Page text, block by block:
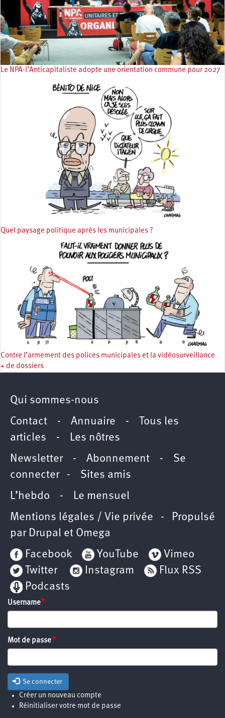
Le NPA-l’Anticapitaliste adopte une orientation commune pour 2027
Quel paysage politique après les municipales ?
Contre l’armement des polices municipales et la vidéosurveillance
+ de dossiers
Qui sommes-nous
Contact - Annuaire -
Tous les
articles - Les nôtres
Newsletter- Abonnement - Se
connecter- Sites amis
L’hebdo - Le mensuel
Mentions légales / Vie privée - Propulsé
par Drupal et Omega
Facebook
YouTube
Vimeo
Twitter
Instagram
Flux RSS
Podcasts
Username
Mot de passe
Se connecter
Créer un nouveau compte
Réinitialiser votre mot de passe